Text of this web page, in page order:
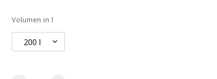
Volumen in l
200 l